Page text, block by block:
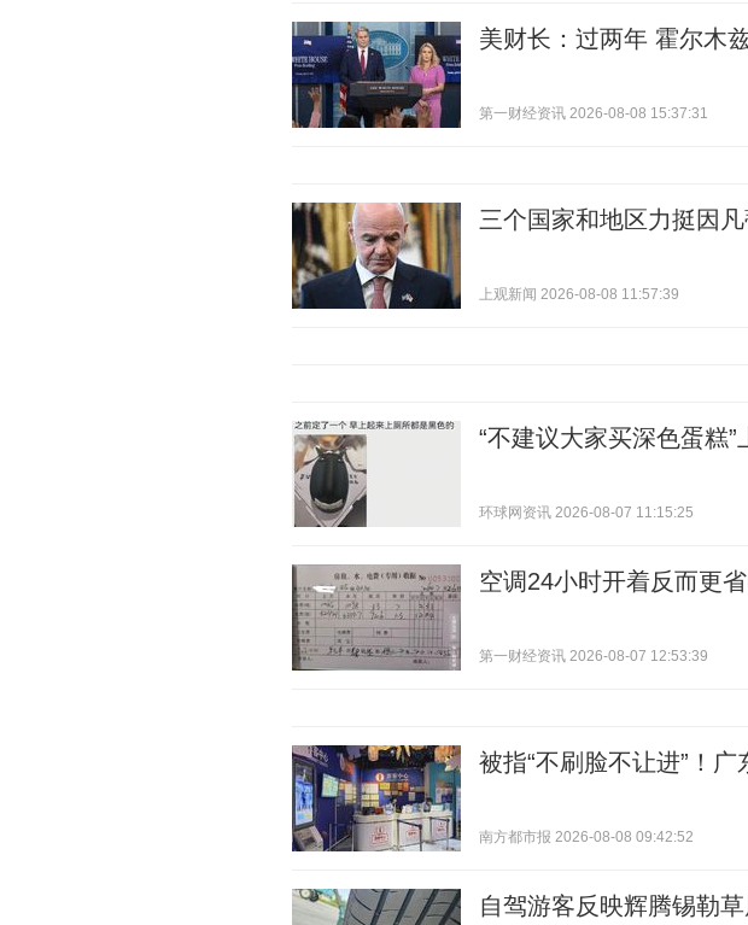
美财长：过两年 霍尔木
第一财经资讯 2026-08-08 15:37:31
三个国家和地区力挺因
上观新闻 2026-08-08 11:57:39
“不建议大家买深色蛋糕”
环球网资讯 2026-08-07 11:15:25
空调24小时开着反而更
第一财经资讯 2026-08-07 12:53:39
被指“不刷脸不让进”！广
南方都市报 2026-08-08 09:42:52
自驾游客反映辉腾锡勒